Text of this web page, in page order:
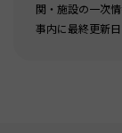
関・施設の一次
事内に最終更新日